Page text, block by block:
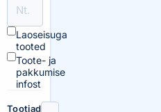
Laoseisuga
tooted
Toote- ja
pakkumise
infost
Tootjad